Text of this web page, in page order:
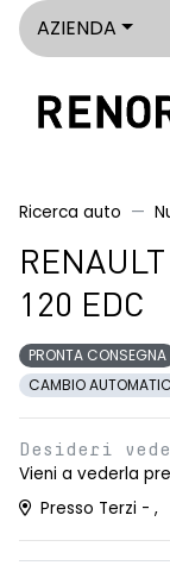
AZIENDA
Ricerca auto
120 EDC
PRONTA CONSEGNA
CAMBIO
Desideri
Vieni a vederla
Presso Terzi - ,